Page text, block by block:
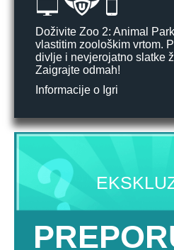
Doživite Zoo 2: Animal
vlastitim zoološkim vrtom.
divlje i nevjerojatno slatke
Zaigrajte odmah!
Informacije o Igri